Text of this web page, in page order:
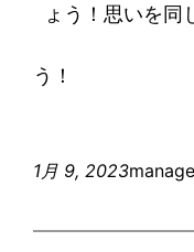
ょう！思いを同
1月 9, 2023